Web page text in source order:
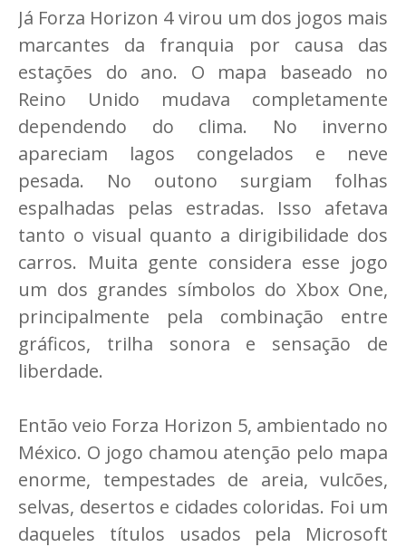
Já Forza Horizon 4 virou um dos jogos mais
marcantes da franquia por causa das
estações do ano. O mapa baseado no
Reino Unido mudava completamente
dependendo do clima. No inverno
apareciam lagos congelados e neve
pesada. No outono surgiam folhas
espalhadas pelas estradas. Isso afetava
tanto o visual quanto a dirigibilidade dos
carros. Muita gente considera esse jogo
um dos grandes símbolos do Xbox One,
principalmente pela combinação entre
gráficos, trilha sonora e sensação de
liberdade.
Então veio Forza Horizon 5, ambientado no
México. O jogo chamou atenção pelo mapa
enorme, tempestades de areia, vulcões,
selvas, desertos e cidades coloridas. Foi um
daqueles títulos usados pela Microsoft